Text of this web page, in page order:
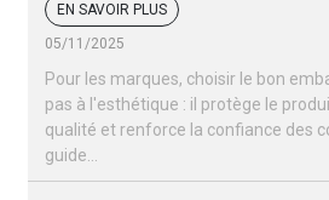
EN SAVOIR PLUS
05/11/2025
Pour les marques, choisir le bon
pas à l'esthétique : il protège le
qualité et renforce la confiance des
guide…